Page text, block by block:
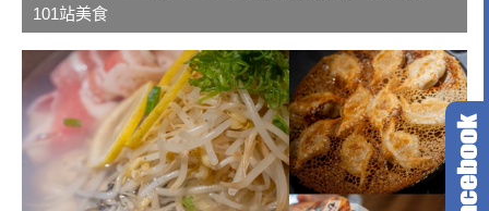
101站美食